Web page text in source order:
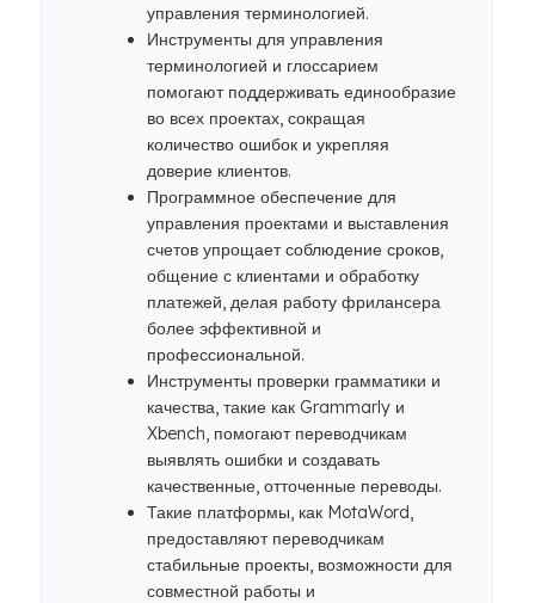
управления терминологией.
Инструменты для управления
терминологией и глоссарием
помогают поддерживать единообразие
во всех проектах, сокращая
количество ошибок и укрепляя
доверие клиентов.
Программное обеспечение для
управления проектами и выставления
счетов упрощает соблюдение сроков,
общение с клиентами и обработку
платежей, делая работу фрилансера
более эффективной и
профессиональной.
Инструменты проверки грамматики и
качества, такие как Grammarly и
Xbench, помогают переводчикам
выявлять ошибки и создавать
качественные, отточенные переводы.
Такие платформы, как MotaWord,
предоставляют переводчикам
стабильные проекты, возможности для
совместной работы и